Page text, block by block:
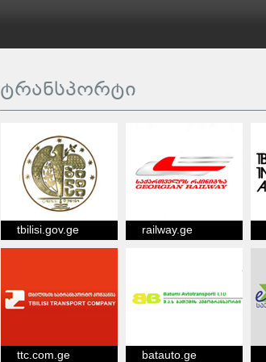
ტრანსპორტი
tbilisi.gov.ge railway.ge
ttc.com.ge batauto.ge